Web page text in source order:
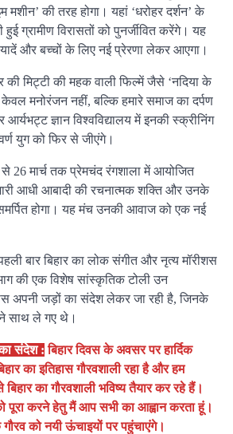
मशीन’ की तरह होगा। यहां ‘धरोहर दर्शन’ के
ग्रामीण विरासतों को पुनर्जीवित करेंगे। यह
यादें और बच्चों के लिए नई प्रेरणा लेकर आएगा।
की मिट्टी की महक वाली फिल्में जैसे ‘नदिया के
मनोरंजन नहीं, बल्कि हमारे समाज का दर्पण
ज्ञान विश्वविद्यालय में इनकी स्क्रीनिंग
युग को फिर से जीएंगे।
26 मार्च तक प्रेमचंद रंगशाला में आयोजित
आधी आबादी की रचनात्मक शक्ति और उनके
होगा। यह मंच उनकी आवाज को एक नई
बार बिहार का लोक संगीत और नृत्य मॉरीशस
की एक विशेष सांस्कृतिक टोली उन
अपनी जड़ों का संदेश लेकर जा रही है, जिनके
साथ ले गए थे।
संदेश : बिहार दिवस के अवसर पर हार्दिक
का इतिहास गौरवशाली रहा है और हम
का गौरवशाली भविष्य तैयार कर रहे हैं।
पूरा करने हेतु मैं आप सभी का आह्वान करता हूं।
को नयी ऊंचाइयों पर पहुंचाएंगे।